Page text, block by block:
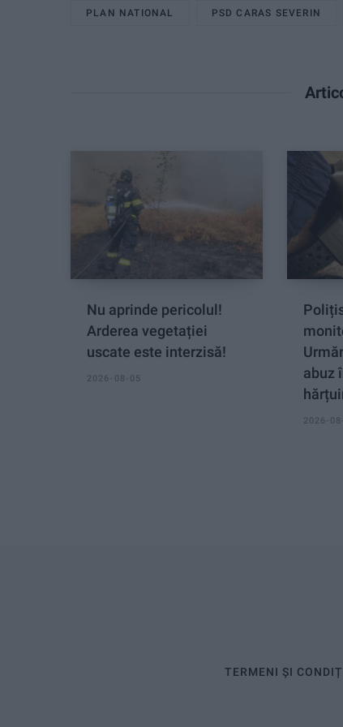
PLAN NATIONAL PSD CARAS SEVERIN
Nu aprinde pericolul!
Arderea vegetației
uscate este interzisă!
2026-08-05
abuz
2026-
TERMENI ȘI